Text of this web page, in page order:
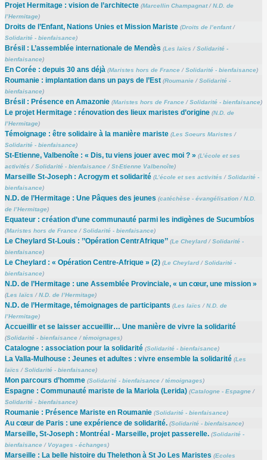
Projet Hermitage : vision de l’architecte (Marcellin Champagnat/N.D. de
l’Hermitage)
Droits de l’Enfant, Nations Unies et Mission Mariste (Droits de l’enfant/
Solidarité - bienfaisance)
Brésil : L’assemblée internationale de Mendès (Les laïcs /Solidarité -
bienfaisance)
En Corée : depuis 30 ans déjà (Maristes hors de France/Solidarité - bienfaisance)
Roumanie : implantation dans un pays de l’Est (Roumanie/Solidarité -
bienfaisance)
Brésil : Présence en Amazonie (Maristes hors de France/Solidarité - bienfaisance)
Le projet Hermitage : rénovation des lieux maristes d’origine (N.D. de
l’Hermitage)
Témoignage : être solidaire à la manière mariste (Les Soeurs Maristes /
Solidarité - bienfaisance)
St-Etienne, Valbenoîte : « Dis, tu viens jouer avec moi ? » (L’école et ses
activités /Solidarité - bienfaisance/St-Etienne Valbenoîte)
Marseille St-Joseph : Acrogym et solidarité (L’école et ses activités /Solidarité -
bienfaisance)
N.D. de l’Hermitage : Une Pâques des jeunes (catéchèse - évangélisation/N.D.
de l’Hermitage)
Equateur : création d’une communauté parmi les indigènes de Sucumbíos
(Maristes hors de France/Solidarité - bienfaisance)
Le Cheylard St-Louis : ’’Opération CentrAfrique’’ (Le Cheylard/Solidarité -
bienfaisance)
Le Cheylard : « Opération Centre-Afrique » (2) (Le Cheylard/Solidarité -
bienfaisance)
N.D. de l’Hermitage : une Assemblée Provinciale, « un cœur, une mission »
(Les laïcs /N.D. de l’Hermitage)
N.D. de l’Hermitage, témoignages de participants (Les laïcs /N.D. de
l’Hermitage)
Accueillir et se laisser accueillir… Une manière de vivre la solidarité
(Solidarité - bienfaisance/témoignages)
Catalogne : association pour la solidarité (Solidarité - bienfaisance)
La Valla-Mulhouse : Jeunes et adultes : vivre ensemble la solidarité (Les
laïcs /Solidarité - bienfaisance)
Mon parcours d’homme (Solidarité - bienfaisance/témoignages)
Espagne : Communauté mariste de la Mariola (Lerida) (Catalogne - Espagne/
Solidarité - bienfaisance)
Roumanie : Présence Mariste en Roumanie (Solidarité - bienfaisance)
Au cœur de Paris : une expérience de solidarité. (Solidarité - bienfaisance)
Marseille, St-Joseph : Montréal - Marseille, projet passerelle. (Solidarité -
bienfaisance/ Voyages - échanges)
Marseille : La belle histoire du Thelethon à St Jo Les Maristes (Ecoles